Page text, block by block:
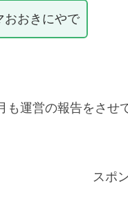
おおきにやで
も運営の報告をさせ
スポ